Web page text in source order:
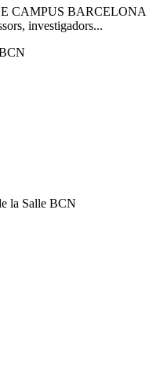
CAMPUS BARCELONA
investigadors...
la Salle BCN